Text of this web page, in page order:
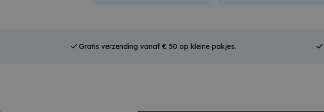
Gratis verzending vanaf € 50 op kleine pakjes.